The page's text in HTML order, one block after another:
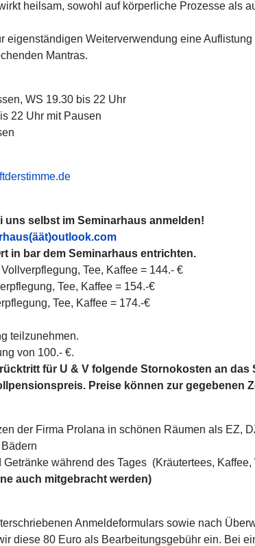
heilsam, sowohl auf körperliche Prozesse als
Weiterverwendung eine
Mantras.
WS 19.30 bis 22 Uhr
22 Uhr mit Pausen
selbst im Seminarhaus anmelden!
in bar dem Seminarhaus entrichten.
Tee, Kaffee = 144.- €
Tee, Kaffee = 154.-€
Tee, Kaffee = 174.-€
teilzunehmen.
von 100.- €.
für U & V folgende Stornokosten an das
Preise können zur gegebenen
der Firma Prolana in schönen Räumen als EZ,
während des Tages (Kräutertees, Kaffee,
auch mitgebracht werden)
Anmeldeformulars sowie nach
diese 80 Euro als Bearbeitungsgebühr ein. Bei